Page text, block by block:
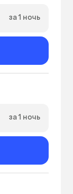
за 1 ночь
за 1 ночь